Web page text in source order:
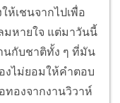
ห้เชนจากไปเพื่อ
มหายใจ แต่มาวันนี้
นกับชาติทั้ง ๆ ที่มัน
งไม่ยอมให้คำตอบ
ทองจากงานวิวาห์